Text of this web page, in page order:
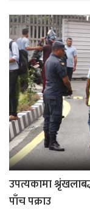
उपत्यकामा
पाँच पक्राउ